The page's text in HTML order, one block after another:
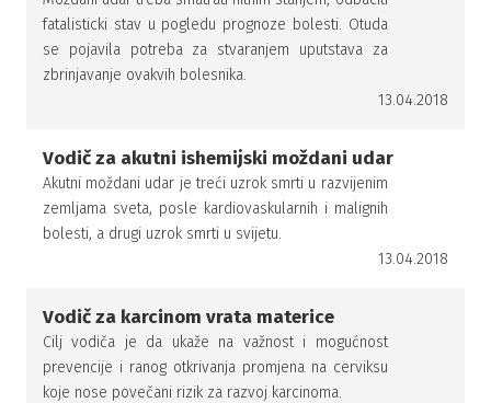
fatalisticki stav u pogledu prognoze bolesti. Otuda
se pojavila potreba za stvaranjem uputstava za
zbrinjavanje ovakvih bolesnika.
13.04.2018
Vodič za akutni ishemijski moždani udar
Akutni moždani udar je treći uzrok smrti u razvijenim
zemljama sveta, posle kardiovaskularnih i malignih
bolesti, a drugi uzrok smrti u svijetu.
13.04.2018
Vodič za karcinom vrata materice
Cilj vodiča je da ukaže na važnost i mogućnost
prevencije i ranog otkrivanja promjena na cerviksu
koje nose povečani rizik za razvoj karcinoma.